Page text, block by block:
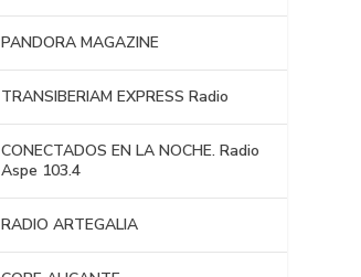
PANDORA MAGAZINE
TRANSIBERIAM EXPRESS Radio
CONECTADOS EN LA NOCHE. Radio
Aspe 103.4
RADIO ARTEGALIA